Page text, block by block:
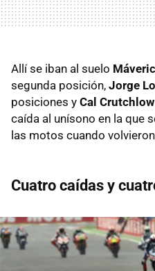
Allí se iban al suelo
segunda posición, Jorge
posiciones y Cal Crutchlow
caída al unísono en la que
las motos cuando
Cuatro caídas y